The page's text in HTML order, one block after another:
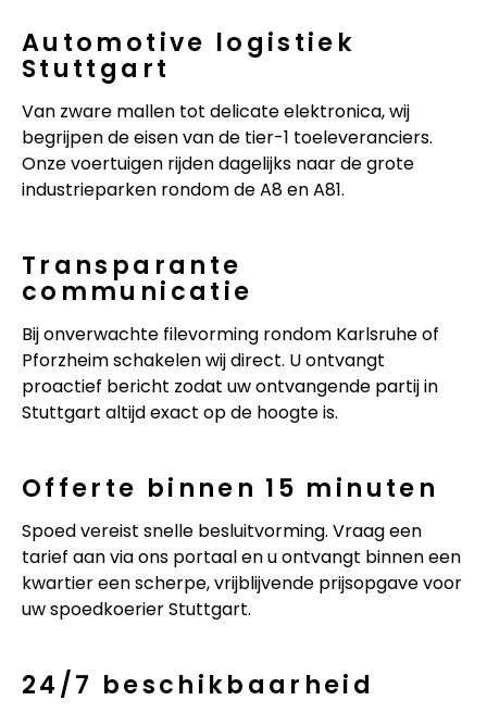
Automotive logistiek
Stuttgart
Van zware mallen tot delicate elektronica, wij
begrijpen de eisen van de tier-1 toeleveranciers.
Onze voertuigen rijden dagelijks naar de grote
industrieparken rondom de A8 en A81.
Transparante
communicatie
Bij onverwachte filevorming rondom Karlsruhe of
Pforzheim schakelen wij direct. U ontvangt
proactief bericht zodat uw ontvangende partij in
Stuttgart altijd exact op de hoogte is.
Offerte binnen 15 minuten
Spoed vereist snelle besluitvorming. Vraag een
tarief aan via ons portaal en u ontvangt binnen een
kwartier een scherpe, vrijblijvende prijsopgave voor
uw spoedkoerier Stuttgart.
24/7 beschikbaarheid